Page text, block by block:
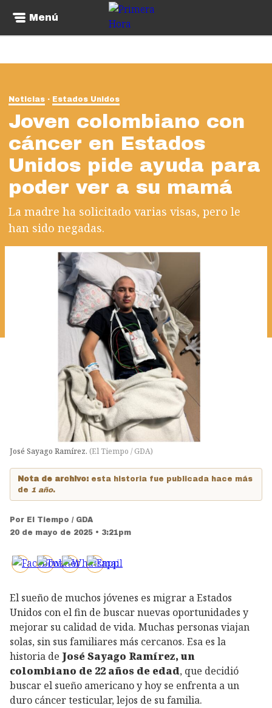
Menú
Noticias Estados Unidos
Joven colombiano con
cáncer en Estados
Unidos pide ayuda para
poder ver a su mamá
La madre ha solicitado varias visas, pero le
han sido negadas.
José Sayago Ramírez. (El Tiempo / GDA)
Nota de archivo: esta historia fue publicada hace más
de 1 año.
Por El Tiempo / GDA
20 de mayo de 2025 • 3:21pm
El sueño de muchos jóvenes es migrar a Estados
Unidos con el fin de buscar nuevas oportunidades y
mejorar su calidad de vida. Muchas personas viajan
solas, sin sus familiares más cercanos. Esa es la
historia de José Sayago Ramírez, un
colombiano de 22 años de edad, que decidió
buscar el sueño americano y hoy se enfrenta a un
duro cáncer testicular, lejos de su familia.